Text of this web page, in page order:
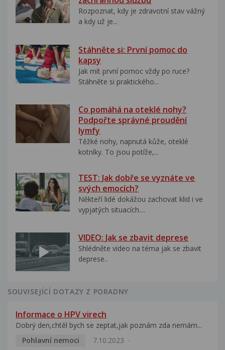
Rozpoznat, kdy je zdravotní stav vážný
a kdy už je...
Stáhněte si: První pomoc do
kapsy
Jak mít první pomoc vždy po ruce?
Stáhněte si praktického...
Co pomáhá na oteklé nohy?
Podpořte správné proudění
lymfy
Těžké nohy, napnutá kůže, oteklé
kotníky. To jsou potíže,...
TEST: Jak dobře se vyznáte ve
svých emocích?
Někteří lidé dokážou zachovat klid i ve
vypjatých situacích....
VIDEO: Jak se zbavit deprese
Shlédněte video na téma jak se zbavit
deprese..
SOUVISEJÍCÍ DOTAZY Z PORADNY
Informace o HPV virech
Dobrý den,chtěl bych se zeptat,jak poznám zda nemám...
Pohlavní nemoci
7.10.2023